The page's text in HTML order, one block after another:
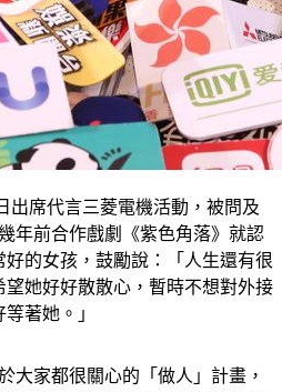
出席代言三菱電機活動，被問及
年前合作戲劇《紫色角落》就認
的女孩，鼓勵說：「人生還有很
她好好散散心，暫時不想對外接
著她。」
大家都很關心的「做人」計畫，